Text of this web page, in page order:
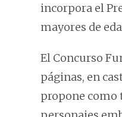
incorpora el
mayores de
El Concurso
páginas, en
propone como